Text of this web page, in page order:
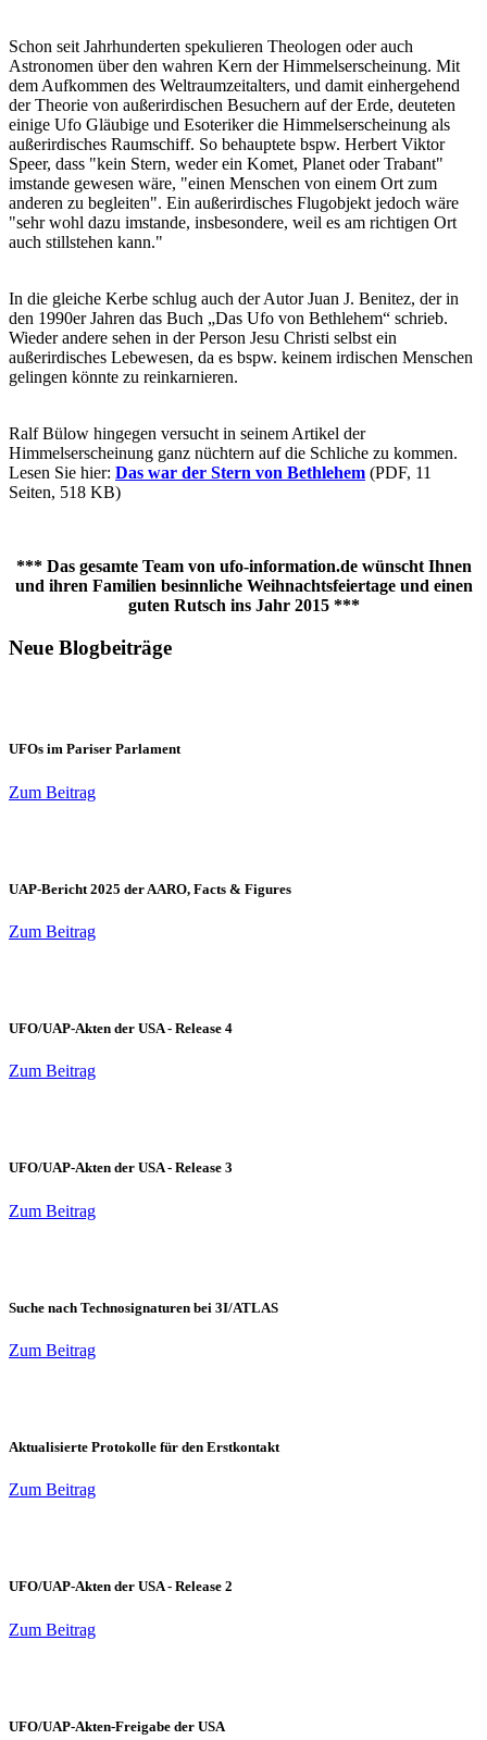
Schon seit Jahrhunderten spekulieren Theologen oder auch
Astronomen über den wahren Kern der Himmelserscheinung. Mit
dem Aufkommen des Weltraumzeitalters, und damit einhergehend
der Theorie von außerirdischen Besuchern auf der Erde, deuteten
einige Ufo Gläubige und Esoteriker die Himmelserscheinung als
außerirdisches Raumschiff. So behauptete bspw. Herbert Viktor
Speer, dass "kein Stern, weder ein Komet, Planet oder Trabant"
imstande gewesen wäre, "einen Menschen von einem Ort zum
anderen zu begleiten". Ein außerirdisches Flugobjekt jedoch wäre
"sehr wohl dazu imstande, insbesondere, weil es am richtigen Ort
auch stillstehen kann."
In die gleiche Kerbe schlug auch der Autor Juan J. Benitez, der in
den 1990er Jahren das Buch „Das Ufo von Bethlehem“ schrieb.
Wieder andere sehen in der Person Jesu Christi selbst ein
außerirdisches Lebewesen, da es bspw. keinem irdischen Menschen
gelingen könnte zu reinkarnieren.
Ralf Bülow hingegen versucht in seinem Artikel der
Himmelserscheinung ganz nüchtern auf die Schliche zu kommen.
Lesen Sie hier: Das war der Stern von Bethlehem (PDF, 11
Seiten, 518 KB)
*** Das gesamte Team von ufo-information.de wünscht Ihnen
und ihren Familien besinnliche Weihnachtsfeiertage und einen
guten Rutsch ins Jahr 2015 ***
Neue Blogbeiträge
UFOs im Pariser Parlament
Zum Beitrag
UAP-Bericht 2025 der AARO, Facts & Figures
Zum Beitrag
UFO/UAP-Akten der USA - Release 4
Zum Beitrag
UFO/UAP-Akten der USA - Release 3
Zum Beitrag
Suche nach Technosignaturen bei 3I/ATLAS
Zum Beitrag
Aktualisierte Protokolle für den Erstkontakt
Zum Beitrag
UFO/UAP-Akten der USA - Release 2
Zum Beitrag
UFO/UAP-Akten-Freigabe der USA